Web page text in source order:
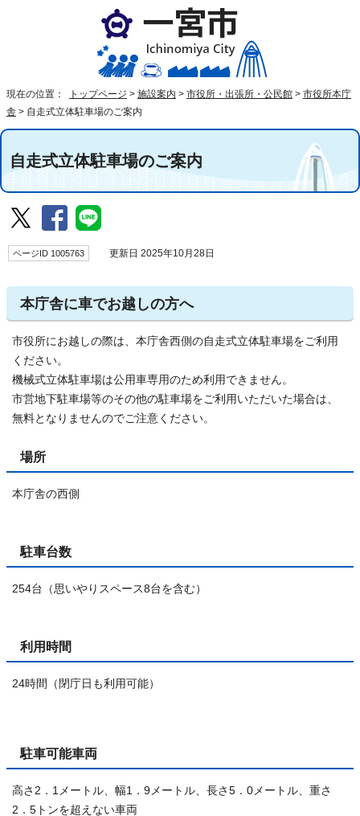
現在の位置： トップページ > 施設案内 > 市役所・出張所・公民館 > 市役所本庁
舎 > 自走式立体駐車場のご案内
自走式立体駐車場のご案内
ページID 1005763 更新日 2025年10月28日
本庁舎に車でお越しの方へ
市役所にお越しの際は、本庁舎西側の自走式立体駐車場をご利用
ください。
機械式立体駐車場は公用車専用のため利用できません。
市営地下駐車場等のその他の駐車場をご利用いただいた場合は、
無料となりませんのでご注意ください。
場所
本庁舎の西側
駐車台数
254台（思いやりスペース8台を含む）
利用時間
24時間（閉庁日も利用可能）
駐車可能車両
高さ2．1メートル、幅1．9メートル、長さ5．0メートル、重さ
2．5トンを超えない車両